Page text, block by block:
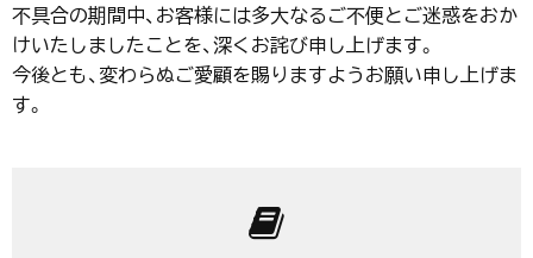
不具合の期間中、お客様には多大なるご不便とご迷惑をおか
けいたしましたことを、深くお詫び申し上げます。
今後とも、変わらぬご愛顧を賜りますようお願い申し上げま
す。